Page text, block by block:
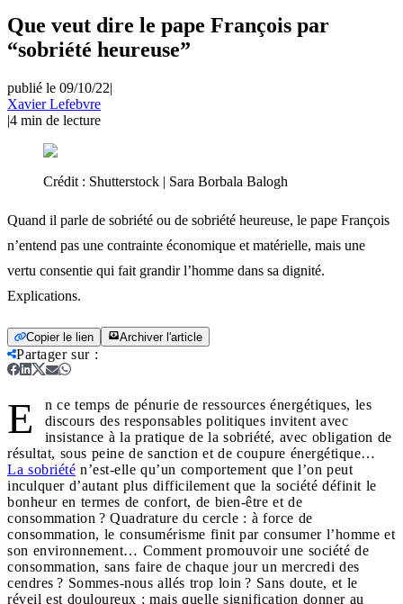
Que veut dire le pape François par
“sobriété heureuse”
publié le 09/10/22|
Xavier Lefebvre
|4 min de lecture
Crédit : Shutterstock | Sara Borbala Balogh
Quand il parle de sobriété ou de sobriété heureuse, le pape François
n’entend pas une contrainte économique et matérielle, mais une
vertu consentie qui fait grandir l’homme dans sa dignité.
Explications.
Copier le lien Archiver l'article
Partager sur:
E
n ce temps de pénurie de ressources énergétiques, les
discours des responsables politiques invitent avec
insistance à la pratique de la sobriété, avec obligation de
résultat, sous peine de sanction et de coupure énergétique…
La sobriété n’est-elle qu’un comportement que l’on peut
inculquer d’autant plus difficilement que la société définit le
bonheur en termes de confort, de bien-être et de
consommation ? Quadrature du cercle : à force de
consommation, le consumérisme finit par consumer l’homme et
son environnement… Comment promouvoir une société de
consommation, sans faire de chaque jour un mercredi des
cendres ? Sommes-nous allés trop loin ? Sans doute, et le
réveil est douloureux ; mais quelle signification donner au